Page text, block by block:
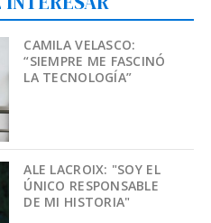
CAMILA VELASCO:
“SIEMPRE ME FASCINÓ
LA TECNOLOGÍA”
ALE LACROIX: "SOY EL
ÚNICO RESPONSABLE
DE MI HISTORIA"